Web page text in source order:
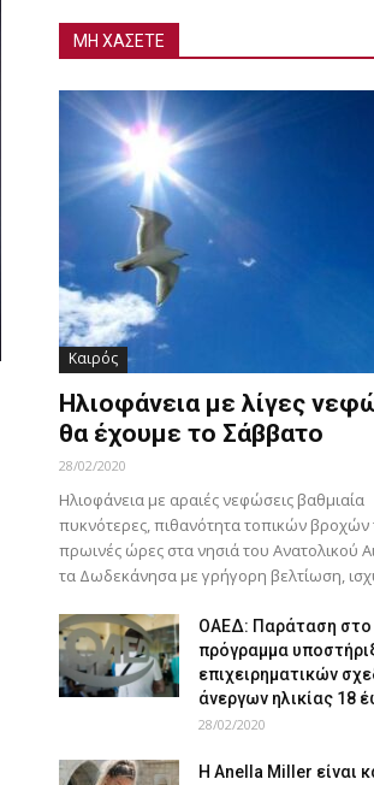
ΜΗ ΧΑΣΕΤΕ
Καιρός
Ηλιοφάνεια με λίγες
θα έχουμε το Σάββατο
28/02/2020
Ηλιοφάνεια με αραιές νεφώσεις βαθμιαία
πυκνότερες, πιθανότητα τοπικών βροχών
πρωινές ώρες στα νησιά του Ανατολικού
τα Δωδεκάνησα με γρήγορη βελτίωση,
ΟΑΕΔ: Παράταση στο
πρόγραμμα
επιχειρηματικών
άνεργων ηλικίας 18
28/02/2020
Η Anella Miller είναι